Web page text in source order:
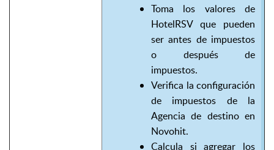
Toma los valores de
HotelRSV que pueden
ser antes de impuestos
o después de
impuestos.
Verifica la configuración
de impuestos de la
Agencia de destino en
Novohit.
Calcula si agregar los